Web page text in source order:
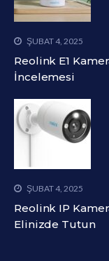
ŞUBAT 4, 2025
Reolink E1
İncelemesi
ŞUBAT 4, 2025
Reolink IP
Elinizde Tutun